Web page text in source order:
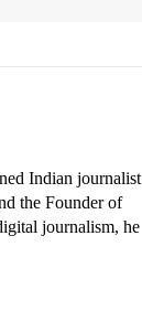
Indian journalist
the Founder of
journalism, he